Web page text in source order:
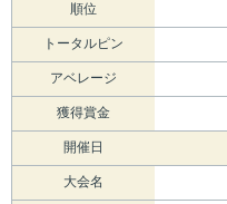
順位
トータルピン
アベレージ
獲得賞金
開催日
大会名